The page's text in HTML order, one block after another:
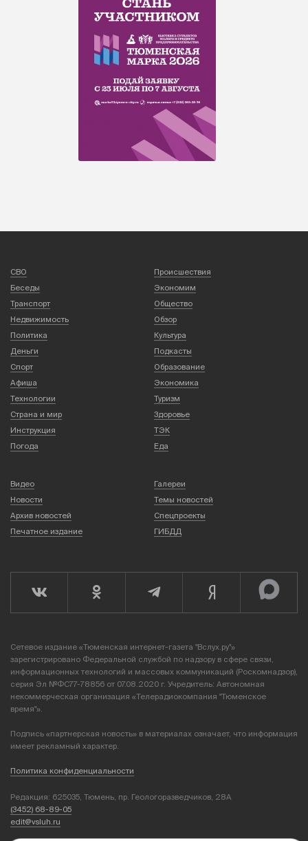
СВО
Происшествия
Беседы
Экономим
Транспорт
Общество
Недвижимость
Обзор
Политика
Культура
Деньги
Подкасты
Спорт
Образование
Афиша
Экономика
Технологии
Туризм
Страна и мир
Здоровье
Инструкция
ТЭК
Погода
Еда
Видео
Галереи
Новости
Темы новостей
Архив новостей
Спецпроекты
Печатное издание
ГИБДД
Сетевое издание «Тюменская интернет-газета "Вслух.ру"»
зарегистрировано Федеральной службой по надзору в сфере связи,
информационных технологий и массовых коммуникаций (Роскомнадзор),
серия Эл №ФС77-78856 от 07.08.2020 г. Учредитель: Автономная
некоммерческая организация «Телерадиокомпания "Тюменское
время"».
Подпись «партнерская новость» в материалах означает, что информация
имеет рекламный характер.
Политика конфиденциальности
Редакция: 625035, Тюмень, пр. Геологоразведчиков, 28А
(3452) 68-89-05
edit@vsluh.ru